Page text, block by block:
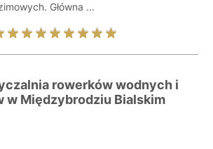
Główna ...
rowerków wodnych i
w Międzybrodziu Bialskim